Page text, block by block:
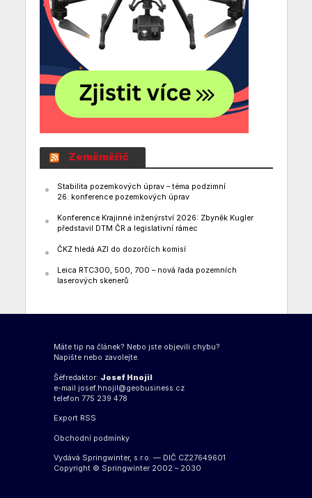
Zeměměřič
Stabilita pozemkových úprav – téma podzimní
26. konference pozemkových úprav
Konference Krajinné inženýrství 2026: Zbyněk Kugler
představil DTM ČR a legislativní rámec
ČKZ hledá AZI do dozorčích komisí
Leica RTC300, 500, 700 – nová řada pozemních
laserových skenerů
Máte tip na článek? Nebo jste objevili chybu?
Napište nebo zavolejte.
Šéfredaktor: Josef Hnojil
e-mail josef.hnojil@geobusiness.cz
telefon 775 239 478
Export RSS
Obchodní podmínky
Vydává Springwinter, s.r.o. — DIČ CZ27649601
Copyright © Springwinter 2002 – 2030